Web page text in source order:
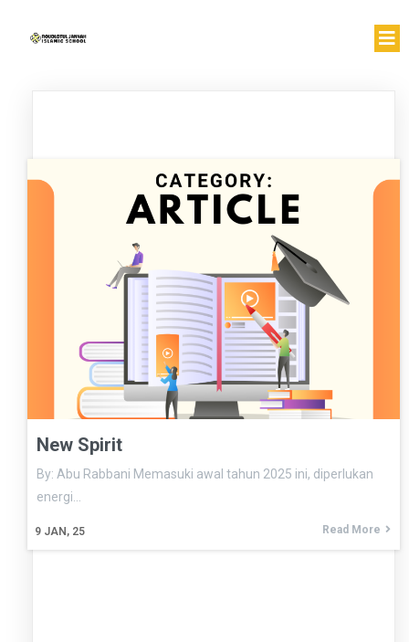
New Spirit
9 JAN, 25
By: Abu Rabbani Memasuki awal tahun 2025 ini, diperlukan
energi…
Read More